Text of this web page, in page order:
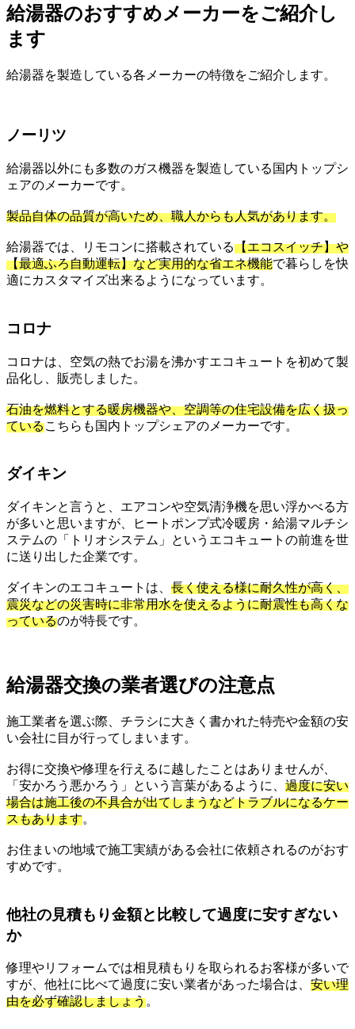
給湯器のおすすめメーカーをご紹介し
ます
給湯器を製造している各メーカーの特徴をご紹介します。
ノーリツ
給湯器以外にも多数のガス機器を製造している国内トップシ
ェアのメーカーです。
製品自体の品質が高いため、職人からも人気があります。
給湯器では、リモコンに搭載されている【エコスイッチ】や
【最適ふろ自動運転】など実用的な省エネ機能で暮らしを快
適にカスタマイズ出来るようになっています。
コロナ
コロナは、空気の熱でお湯を沸かすエコキュートを初めて製
品化し、販売しました。
石油を燃料とする暖房機器や、空調等の住宅設備を広く扱っ
ているこちらも国内トップシェアのメーカーです。
ダイキン
ダイキンと言うと、エアコンや空気清浄機を思い浮かべる方
が多いと思いますが、ヒートポンプ式冷暖房・給湯マルチシ
ステムの「トリオシステム」というエコキュートの前進を世
に送り出した企業です。
ダイキンのエコキュートは、 長く使える様に耐久性が高く、
震災などの災害時に非常用水を使えるように耐震性も高くな
っているのが特長です。
給湯器交換の業者選びの注意点
施工業者を選ぶ際、チラシに大きく書かれた特売や金額の安
い会社に目が行ってしまいます。
お得に交換や修理を行えるに越したことはありませんが、
「安かろう悪かろう」という言葉があるように、 過度に安い
場合は施工後の不具合が出てしまうなどトラブルになるケー
スもあります。
お住まいの地域で施工実績がある会社に依頼されるのがおす
すめです。
他社の見積もり金額と比較して過度に安すぎない
か
修理やリフォームでは相見積もりを取られるお客様が多いで
すが、他社に比べて過度に安い業者があった場合は、 安い理
由を必ず確認しましょう。